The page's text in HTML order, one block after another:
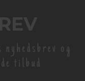
og
tilbud